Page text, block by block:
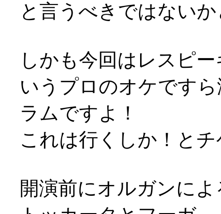
と言うべきではない
しかも今回はレスピ
いうプロのオケです
ラムですよ！
これは行くしか！と
開演前にオルガンに